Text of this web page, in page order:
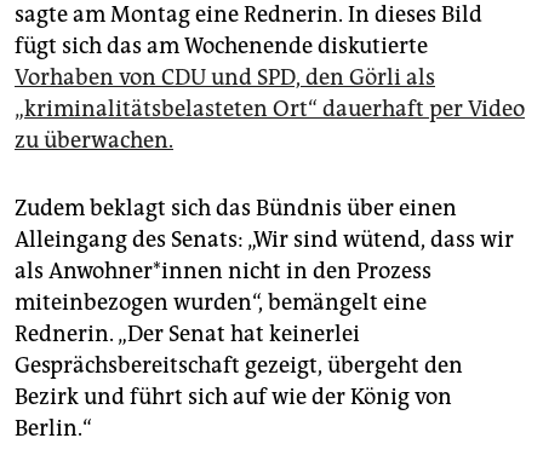
sagte am Montag eine Rednerin. In dieses Bild
fügt sich das am Wochenende diskutierte
Vorhaben von CDU und SPD, den Görli als
„kriminalitätsbelasteten Ort“ dauerhaft per Video
zu überwachen.
Zudem beklagt sich das Bündnis über einen
Alleingang des Senats: „Wir sind wütend, dass wir
als An­woh­ne­r*in­nen nicht in den Prozess
miteinbezogen wurden“, bemängelt eine
Rednerin. „Der Senat hat keinerlei
Gesprächsbereitschaft gezeigt, übergeht den
Bezirk und führt sich auf wie der König von
Berlin.“